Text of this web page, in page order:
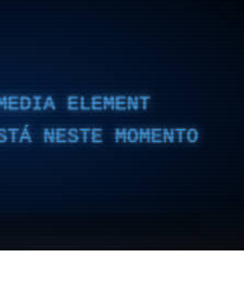
ELEMENT
NESTE MOMENTO